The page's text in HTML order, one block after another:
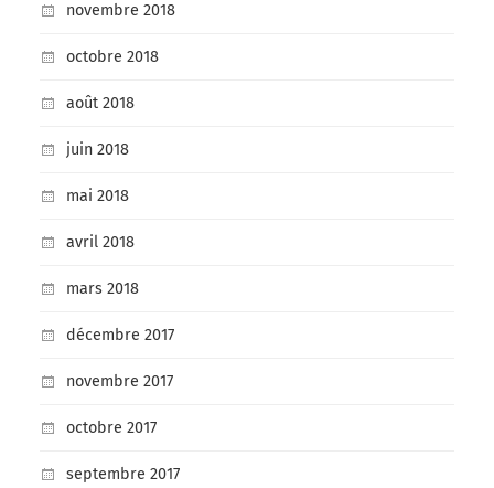
novembre 2018
octobre 2018
août 2018
juin 2018
mai 2018
avril 2018
mars 2018
décembre 2017
novembre 2017
octobre 2017
septembre 2017